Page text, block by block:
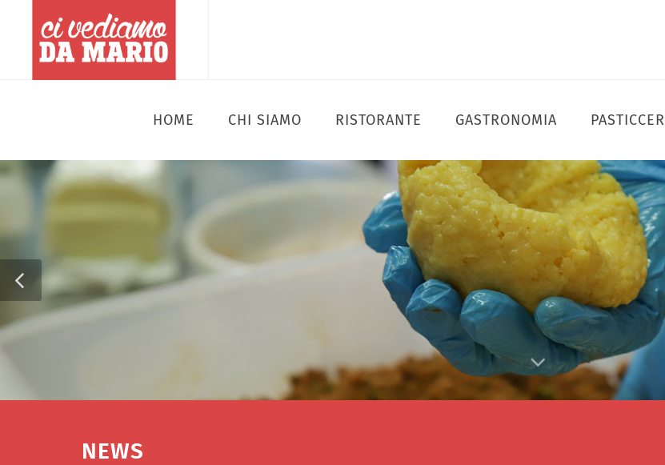
HOME CHI SIAMO RISTORANTE GASTRONOMIA
NEWS